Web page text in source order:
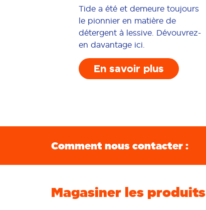
Tide a été et demeure toujours
le pionnier en matière de
détergent à lessive. Dévouvrez-
en davantage ici.
En savoir plus
Comment nous contacter :
Magasiner les produits